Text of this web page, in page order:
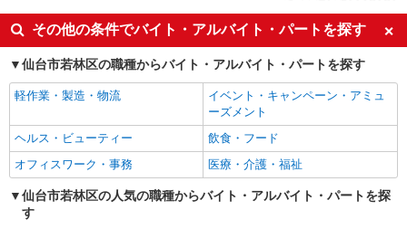
土日祝休み
上場企業・上場企業のグループ会
社
車通勤OK
交通費支給
社会保険あり
その他の条件でバイト・アルバイト・パートを探す
仙台市若林区の職種からバイト・アルバイト・パートを探す
軽作業・製造・物流
イベント・キャンペーン・アミュ
ーズメント
ヘルス・ビューティー
飲食・フード
オフィスワーク・事務
医療・介護・福祉
仙台市若林区の人気の職種からバイト・アルバイト・パートを探
す